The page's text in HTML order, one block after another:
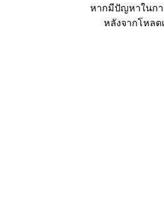
หากมีปัญหาในกา
หลังจากโหลด